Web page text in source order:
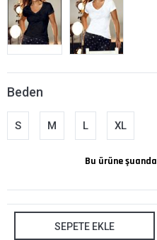
Beden
S M L XL
Bu ürüne şuanda
SEPETE EKLE